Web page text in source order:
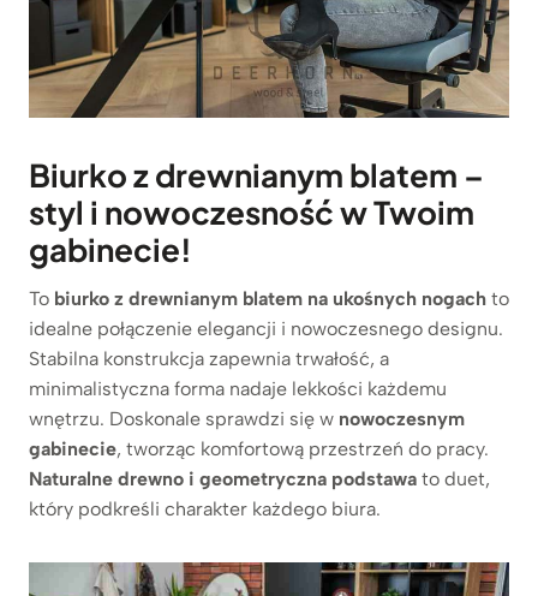
Biurko z drewnianym blatem –
styl i nowoczesność w Twoim
gabinecie!
To biurko z drewnianym blatem na ukośnych nogach to
idealne połączenie elegancji i nowoczesnego designu.
Stabilna konstrukcja zapewnia trwałość, a
minimalistyczna forma nadaje lekkości każdemu
wnętrzu. Doskonale sprawdzi się w nowoczesnym
gabinecie, tworząc komfortową przestrzeń do pracy.
Naturalne drewno i geometryczna podstawa to duet,
który podkreśli charakter każdego biura.